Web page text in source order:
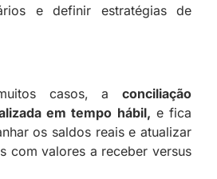
e definir estratégias de
casos, aconciliação
em tempo hábil, e fica
os saldos reais e atualizar
com valores a receber versus